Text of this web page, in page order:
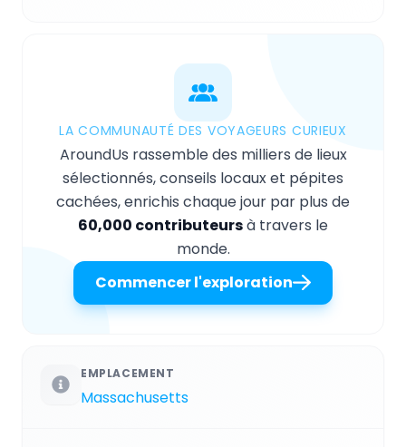
LA COMMUNAUTÉ DES VOYAGEURS CURIEUX
AroundUs rassemble des milliers de lieux
sélectionnés, conseils locaux et pépites
cachées, enrichis chaque jour par plus de
60,000 contributeursà travers le
monde.
Commencer l'exploration
EMPLACEMENT
Massachusetts